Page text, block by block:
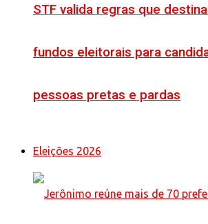
STF valida regras que
fundos eleitorais para
pessoas pretas e pardas
Eleições 2026